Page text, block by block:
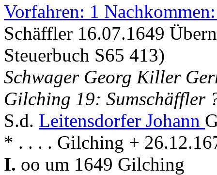
Vorfahren: 1
Schäffler 16.07.1649
Steuerbuch S65 413)
Schwager Georg Killer
Gilching 19: Sumschäffler
S.d. Leitensdorfer Johann
* . . . . Gilching +
I. oo um 1649 Gilching